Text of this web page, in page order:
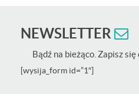
NEWSLETTER
Bądź na bieżąco. Zapisz
[wysija_form id=”1″]